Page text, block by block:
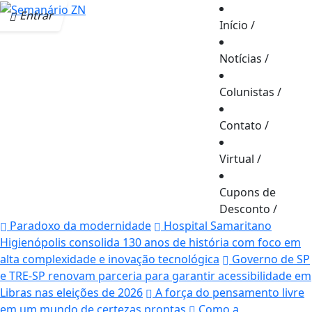
Entrar
Início /
Notícias /
Colunistas /
Contato /
Virtual /
Cupons de
Desconto /
Paradoxo da modernidade
Hospital Samaritano
Higienópolis consolida 130 anos de história com foco em
alta complexidade e inovação tecnológica
Governo de SP
e TRE-SP renovam parceria para garantir acessibilidade em
Libras nas eleições de 2026
A força do pensamento livre